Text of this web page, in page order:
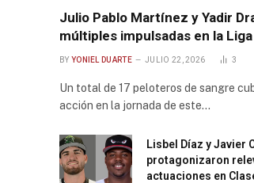
Julio Pablo Martínez y Yadir
múltiples impulsadas en la
BY YONIEL DUARTE JULIO 22, 2026 3
Un total de 17 peloteros de sangre
acción en la jornada de este…
Lisbel Díaz y Javier
protagonizaron
actuaciones en